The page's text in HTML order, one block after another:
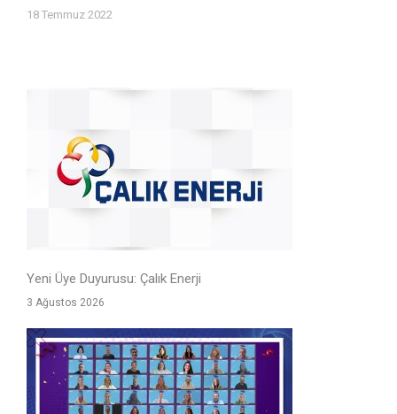
18 Temmuz 2022
Yeni Üye Duyurusu: Çalık Enerji
3 Ağustos 2026